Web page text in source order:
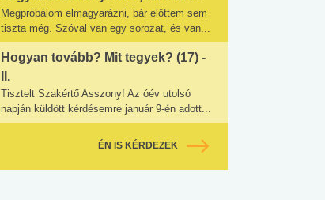
Megpróbálom elmagyarázni, bár előttem sem
tiszta még. Szóval van egy sorozat, és van...
Hogyan tovább? Mit tegyek? (17) -
II.
Tisztelt Szakértő Asszony! Az óév utolsó
napján küldött kérdésemre január 9-én adott...
ÉN IS KÉRDEZEK